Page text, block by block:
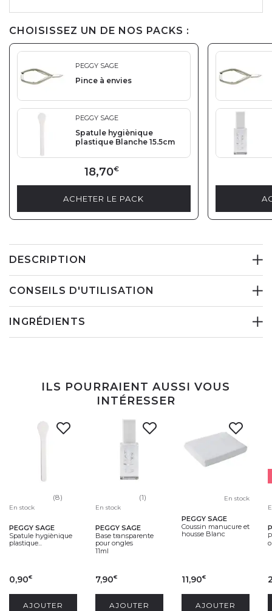
CHOISISSEZ UN DE NOS PACKS :
PEGGY SAGE
Pince à envies
PEGGY SAGE
Spatule hygiènique
plastique Blanche 15.5cm
18,70€
ACHETER LE PACK
DESCRIPTION
CONSEILS D'UTILISATION
INGRÉDIENTS
ILS POURRAIENT AUSSI VOUS
INTÉRESSER
(8)
En stock
PEGGY SAGE
Spatule hygiènique
plastique...
0,90€
AJOUTER
(1)
En stock
PEGGY SAGE
Base transparente
pour ongles
11ml
7,90€
AJOUTER
En stock
PEGGY SAGE
Coussin manucure et
housse Blanc
11,90€
AJOUTER